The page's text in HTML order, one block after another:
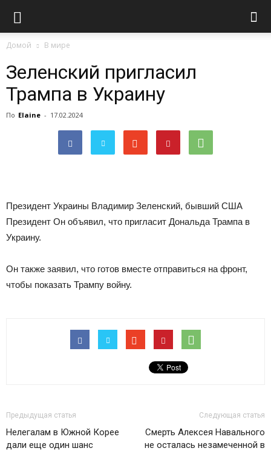
Домой В мире
Зеленский пригласил
Трампа в Украину
По Elaine - 17.02.2024
Президент Украины Владимир Зеленский, бывший США
Президент Он объявил, что пригласит Дональда Трампа в
Украину.
Он также заявил, что готов вместе отправиться на фронт,
чтобы показать Трампу войну.
Предыдущая статья
Нелегалам в Южной Корее
дали еще один шанс
Следующая статья
Смерть Алексея Навального
не осталась незамеченной в